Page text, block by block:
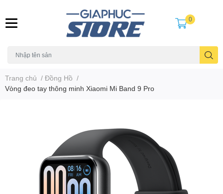
0
Trang chủ / Đồng Hồ /
Vòng đeo tay thông minh Xiaomi Mi Band 9 Pro